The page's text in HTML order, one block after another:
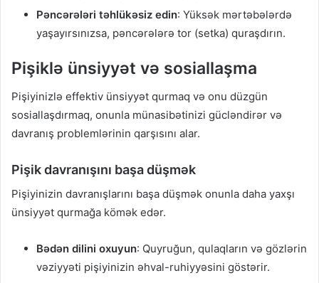
Pəncərələri təhlükəsiz edin: Yüksək mərtəbələrdə
yaşayırsınızsa, pəncərələrə tor (setka) quraşdırın.
Pişiklə ünsiyyət və sosiallaşma
Pişiyinizlə effektiv ünsiyyət qurmaq və onu düzgün
sosiallaşdırmaq, onunla münasibətinizi gücləndirər və
davranış problemlərinin qarşısını alar.
Pişik davranışını başa düşmək
Pişiyinizin davranışlarını başa düşmək onunla daha yaxşı
ünsiyyət qurmağa kömək edər.
Bədən dilini oxuyun: Quyruğun, qulaqların və gözlərin
vəziyyəti pişiyinizin əhval-ruhiyyəsini göstərir.